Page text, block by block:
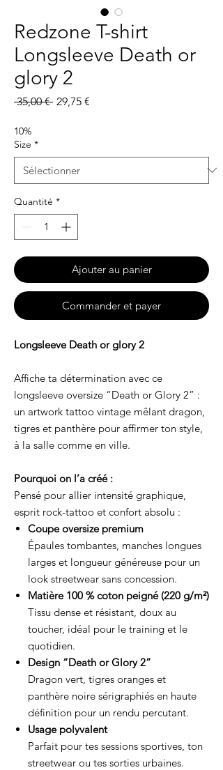
Redzone T-shirt
Longsleeve Death or
glory 2
35,00 € Prix
29,75 €
10%
Size *
Quantité *
Ajouter au panier
Commander et payer
Longsleeve Death or glory 2
Affiche ta détermination avec ce
longsleeve oversize “Death or Glory 2” :
un artwork tattoo vintage mêlant dragon,
tigres et panthère pour affirmer ton style,
à la salle comme en ville.
Pourquoi on l’a créé :
Pensé pour allier intensité graphique,
esprit rock-tattoo et confort absolu :
Coupe oversize premium
Épaules tombantes, manches longues
larges et longueur généreuse pour un
look streetwear sans concession.
Matière 100 % coton peigné (220 g/m²)
Tissu dense et résistant, doux au
toucher, idéal pour le training et le
quotidien.
Design “Death or Glory 2”
Dragon vert, tigres oranges et
panthère noire sérigraphiés en haute
définition pour un rendu percutant.
Usage polyvalent
Parfait pour tes sessions sportives, ton
streetwear ou tes sorties urbaines.